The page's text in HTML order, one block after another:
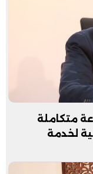
متكاملة
لخدمة